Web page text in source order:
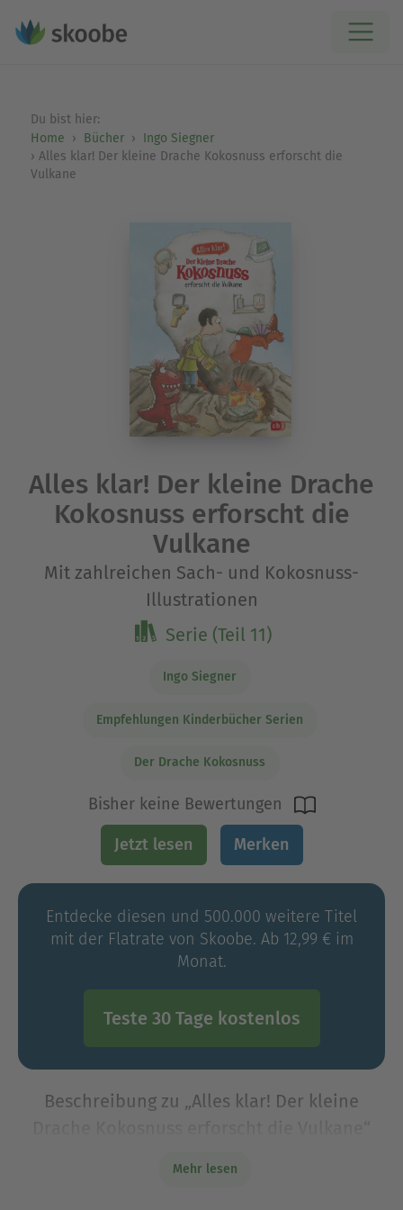
Du bist hier:
Home
Bücher
Ingo Siegner
Alles klar! Der kleine Drache Kokosnuss erforscht die
Vulkane
Alles klar! Der kleine Drache
Kokosnuss erforscht die
Vulkane
Mit zahlreichen Sach- und Kokosnuss-
Illustrationen
Serie (Teil 11)
Ingo Siegner
Empfehlungen Kinderbücher Serien
Der Drache Kokosnuss
Bisher keine Bewertungen
Jetzt lesen Merken
Entdecke diesen und 500.000 weitere Titel
mit der Flatrate von Skoobe. Ab 12,99 € im
Monat.
Teste 30 Tage kostenlos
Beschreibung zu „Alles klar! Der kleine
Kokosnuss, Matilda und Oskar erforschen
Mehr lesen